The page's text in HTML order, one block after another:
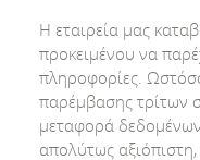
Η εταιρεία μας
προκειμένου να
πληροφορίες.
παρέμβασης τρίτων
μεταφορά δεδομένων
απολύτως